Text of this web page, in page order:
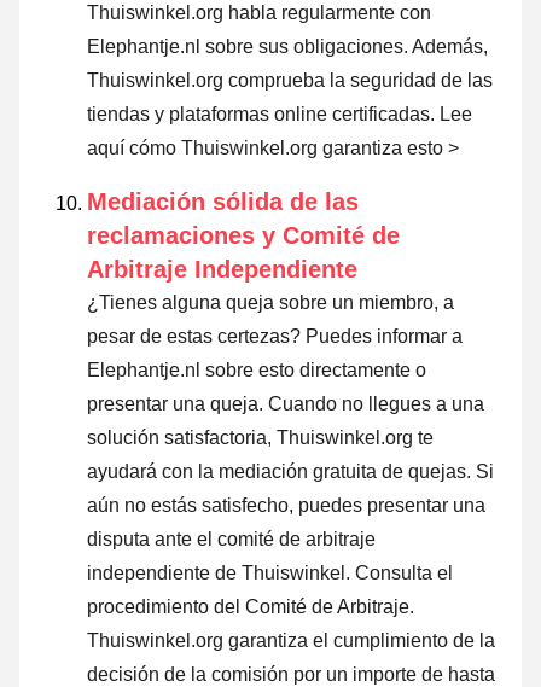
Thuiswinkel.org habla regularmente con
Elephantje.nl sobre sus obligaciones. Además,
Thuiswinkel.org comprueba la seguridad de las
tiendas y plataformas online certificadas. Lee
aquí cómo Thuiswinkel.org garantiza esto >
Mediación sólida de las
reclamaciones y Comité de
Arbitraje Independiente
¿Tienes alguna queja sobre un miembro, a
pesar de estas certezas? Puedes informar a
Elephantje.nl sobre esto directamente o
presentar una queja. Cuando no llegues a una
solución satisfactoria, Thuiswinkel.org te
ayudará con la mediación gratuita de quejas. Si
aún no estás satisfecho, puedes presentar una
disputa ante el comité de arbitraje
independiente de Thuiswinkel. Consulta el
procedimiento del Comité de Arbitraje.
Thuiswinkel.org garantiza el cumplimiento de la
decisión de la comisión por un importe de hasta